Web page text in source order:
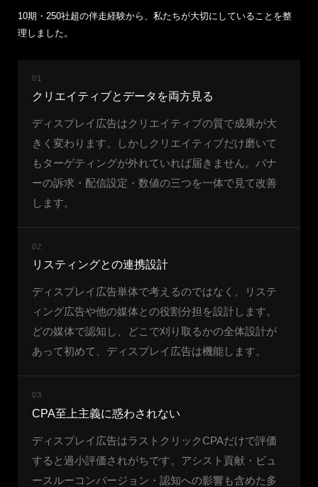
10期・250社超の伴走経験から、私たちが大切にしていることを整
理しました。
01
クリエイティブとデータを両方見る
ディスプレイ広告はクリエイティブの質で成果が大
きく変わります。しかしクリエイティブだけ磨いて
もターゲティングが外れていれば届きません。バナ
ーの訴求・配信設定・数値の三つを一体で見て改善
します。
02
リスティングとの連携設計
ディスプレイ広告単体で考えるのではなく、リステ
ィング広告や他の媒体との役割分担を設計します。
どの媒体で認知し、どこで刈り取るかの全体設計が
あって初めて、ディスプレイ広告は機能します。
03
CPA至上主義に惑わされない
ディスプレイ広告はラストクリックCPAだけで評価
すると過小評価されがちです。アシスト貢献・ビュ
ースルーコンバージョン・認知への影響も含めた多